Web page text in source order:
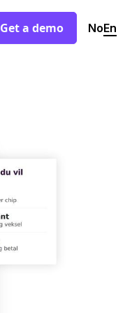
Get a demo NoEn